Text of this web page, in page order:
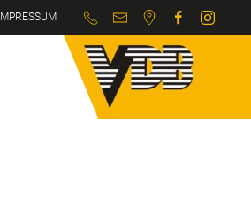
IMPRESSUM